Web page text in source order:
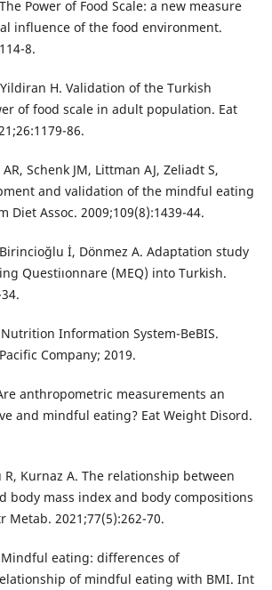
Power of Food Scale: a new measure
influence of the food environment.
8.
H. Validation of the Turkish
of food scale in adult population. Eat
86.
Schenk JM, Littman AJ, Zeliadt S,
and validation of the mindful eating
Diet Assoc. 2009;109(8):1439-44.
İ, Dönmez A. Adaptation study
Questiıonnare (MEQ) into Turkish.
Information System-BeBIS.
Company; 2019.
anthropometric measurements an
and mindful eating? Eat Weight Disord.
Kurnaz A. The relationship between
body mass index and body compositions
Metab. 2021;77(5):262-70.
Mindful eating: differences of
of mindful eating with BMI. Int